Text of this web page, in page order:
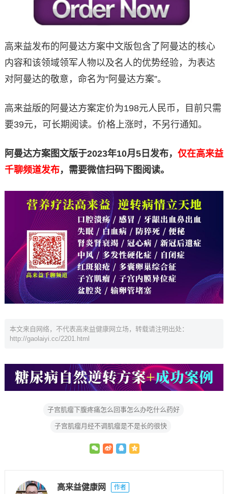
高来益发布的阿曼达方案中文版包含了阿曼达的核心
内容和该领域领军人物以及名人的优势经验，为表达
对阿曼达的敬意，命名为“阿曼达方案”。
高来益版的阿曼达方案定价为198元人民币，目前只需
要39元，可长期阅读。价格上涨时，不另行通知。
阿曼达方案图文版于2023年10月5日发布， 仅在高来益
千聊频道发布，需要微信扫码下图阅读。
本文来自网络，不代表高来益健康网立场，转载请注明出处：
http://gaolaiyi.cc/2201.html
子宫肌瘤下腹疼痛怎么回事怎么办吃什么药好
子宫肌瘤月经不调肌瘤是不是长的很快
高来益健康网 作者